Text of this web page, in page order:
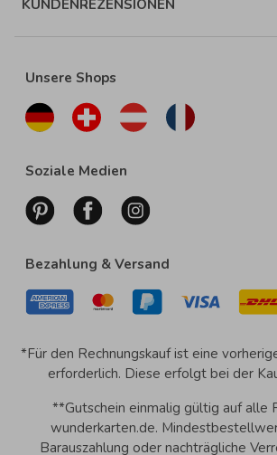
KUNDENREZENSIONEN
Unsere Shops
Soziale Medien
Bezahlung & Versand
*Für den Rechnungskauf ist eine
erforderlich. Diese erfolgt bei der
**Gutschein einmalig gültig auf alle
wunderkarten.de.
Barauszahlung oder nachträgliche